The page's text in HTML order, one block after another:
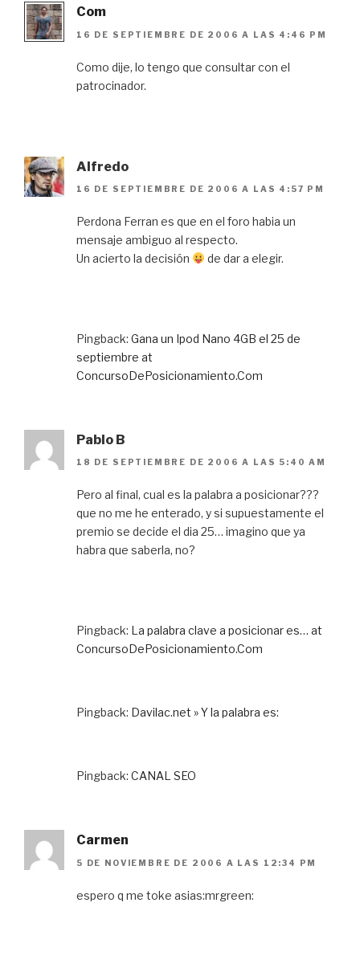
Com
16 DE SEPTIEMBRE DE 2006 A LAS 4:46 PM
Como dije, lo tengo que consultar con el
patrocinador.
Alfredo
16 DE SEPTIEMBRE DE 2006 A LAS 4:57 PM
Perdona Ferran es que en el foro habia un
mensaje ambiguo al respecto.
Un acierto la decisión
de dar a elegir.
Pingback: Gana un Ipod Nano 4GB el 25 de
septiembre at
ConcursoDePosicionamiento.Com
Pablo B
18 DE SEPTIEMBRE DE 2006 A LAS 5:40 AM
Pero al final, cual es la palabra a posicionar???
que no me he enterado, y si supuestamente el
premio se decide el dia 25… imagino que ya
habra que saberla, no?
Pingback: La palabra clave a posicionar es… at
ConcursoDePosicionamiento.Com
Pingback: Davilac.net » Y la palabra es:
Pingback: CANAL SEO
Carmen
5 DE NOVIEMBRE DE 2006 A LAS 12:34 PM
espero q me toke asias:mrgreen: